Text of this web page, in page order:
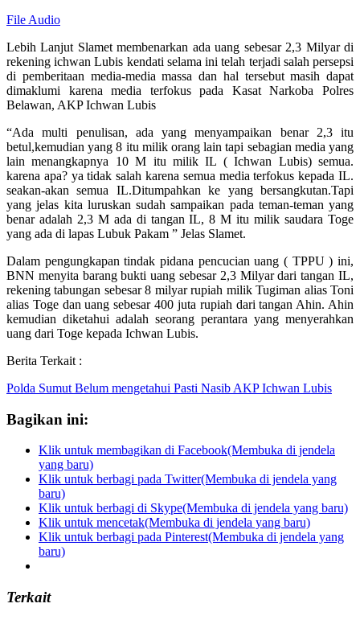
File Audio
Lebih Lanjut Slamet membenarkan ada uang sebesar 2,3 Milyar di
rekening ichwan Lubis kendati selama ini telah terjadi salah persepsi
di pemberitaan media-media massa dan hal tersebut masih dapat
dimaklumi karena media terfokus pada Kasat Narkoba Polres
Belawan, AKP Ichwan Lubis
“Ada multi penulisan, ada yang menyampaikan benar 2,3 itu
betul,kemudian yang 8 itu milik orang lain tapi sebagian media yang
lain menangkapnya 10 M itu milik IL ( Ichwan Lubis) semua.
karena apa? ya tidak salah karena semua media terfokus kepada IL.
seakan-akan semua IL.Ditumpahkan ke yang bersangkutan.Tapi
yang jelas kita luruskan sudah sampaikan pada teman-teman yang
benar adalah 2,3 M ada di tangan IL, 8 M itu milik saudara Toge
yang ada di lapas Lubuk Pakam ” Jelas Slamet.
Dalam pengungkapan tindak pidana pencucian uang ( TPPU ) ini,
BNN menyita barang bukti uang sebesar 2,3 Milyar dari tangan IL,
rekening tabungan sebesar 8 milyar rupiah milik Tugiman alias Toni
alias Toge dan uang sebesar 400 juta rupiah dari tangan Ahin. Ahin
kemudian diketahui adalah seorang perantara yang menyerahkan
uang dari Toge kepada Ichwan Lubis.
Berita Terkait :
Polda Sumut Belum mengetahui Pasti Nasib AKP Ichwan Lubis
Bagikan ini:
Klik untuk membagikan di Facebook(Membuka di jendela
yang baru)
Klik untuk berbagi pada Twitter(Membuka di jendela yang
baru)
Klik untuk berbagi di Skype(Membuka di jendela yang baru)
Klik untuk mencetak(Membuka di jendela yang baru)
Klik untuk berbagi pada Pinterest(Membuka di jendela yang
baru)
Terkait